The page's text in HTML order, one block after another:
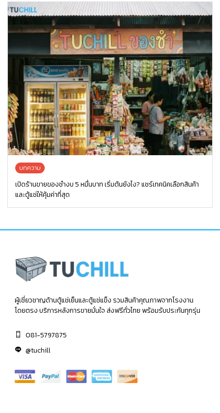
บทความ
เปิดร้านขายของชำงบ 5 หมื่นบาท เริ่มต้นยังไง? แชร์เทคนิคเลือกสินค้า
และตู้แช่ให้คุ้มค่าที่สุด
ผู้เชี่ยวชาญด้านตู้แช่เย็นและตู้แช่แข็ง รวมสินค้าคุณภาพจากโรงงาน
โดยตรง บริการหลังการขายมั่นใจ ส่งฟรีทั่วไทย พร้อมรับประกันทุกรุ่น
081-5797875
@tuchill